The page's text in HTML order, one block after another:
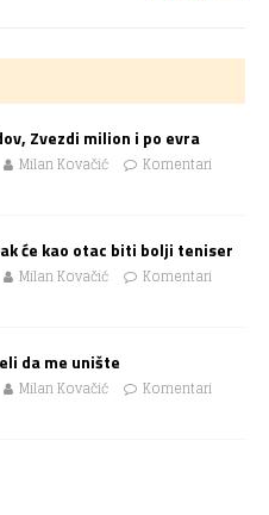
Zvezdi milion i po evra
Milan Kovačić
Komentari
će kao otac biti bolji teniser
Milan Kovačić
Komentari
da me unište
Milan Kovačić
Komentari